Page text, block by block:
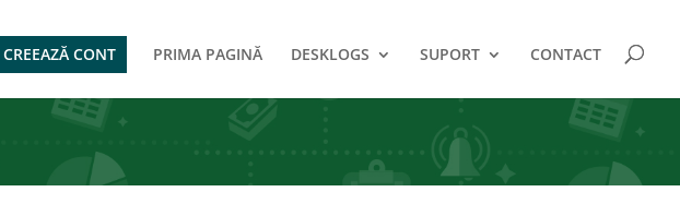
CREEAZĂ CONT PRIMA PAGINĂ DESKLOGS SUPORT CONTACT